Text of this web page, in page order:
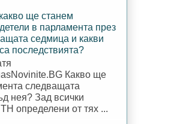
ще станем
в парламента през
седмица и какви
последствията?
Какво ще
следващата
нея? Зад всички
определени от тях ...